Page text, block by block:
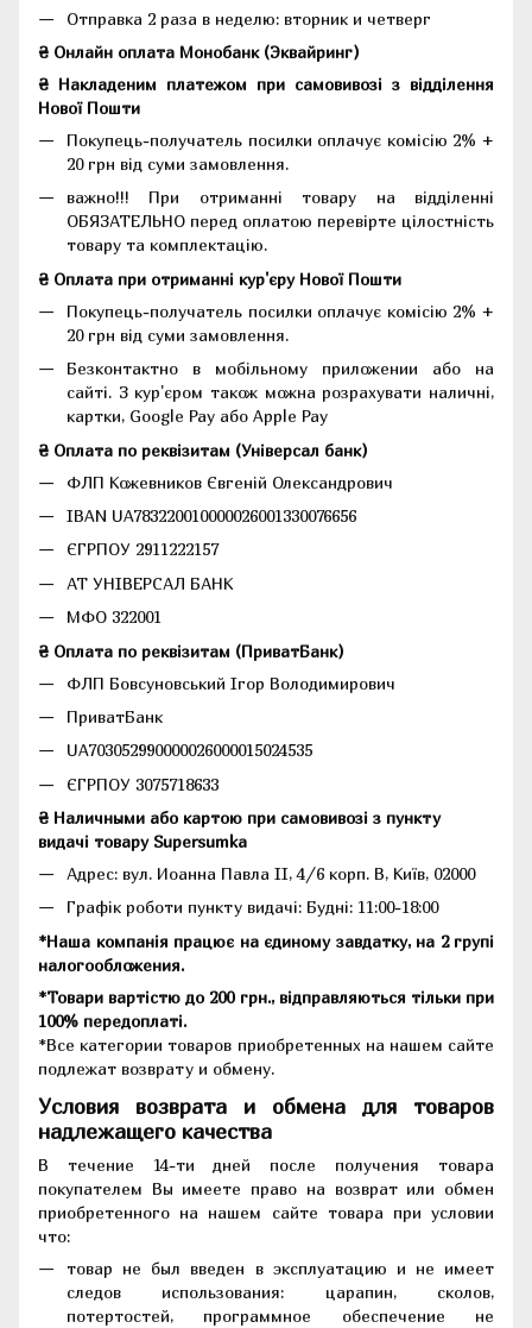
Отправка 2 раза в неделю: вторник и четверг
₴ Онлайн оплата Монобанк (Эквайринг)
₴ Накладеним платежом при самовивозі з відділення
Нової Пошти
Покупець-получатель посилки оплачує комісію 2% +
20 грн від суми замовлення.
важно!!! При отриманні товару на відділенні
ОБЯЗАТЕЛЬНО перед оплатою перевірте цілостність
товару та комплектацію.
₴ Оплата при отриманні кур'єру Нової Пошти
Покупець-получатель посилки оплачує комісію 2% +
20 грн від суми замовлення.
Безконтактно в мобільному приложении або на
сайті. З кур'єром також можна розрахувати наличні,
картки, Google Pay або Apple Pay
₴ Оплата по реквізитам (Універсал банк)
ФЛП Кожевников Євгеній Олександрович
IBAN UA783220010000026001330076656
ЄГРПОУ 2911222157
АТ УНІВЕРСАЛ БАНК
МФО 322001
₴ Оплата по реквізитам (ПриватБанк)
ФЛП Бовсуновський Ігор Володимирович
ПриватБанк
UA703052990000026000015024535
ЄГРПОУ 3075718633
₴ Наличными або картою при самовивозі з пункту
видачі товару Supersumka
Адрес: вул. Иоанна Павла II, 4/6 корп. В, Київ, 02000
Графік роботи пункту видачі: Будні: 11:00-18:00
*Наша компанія працює на єдиному завдатку, на 2 групі
налогообложения.
*Товари вартістю до 200 грн., відправляються тільки при
100% передоплаті.
*Все категории товаров приобретенных на нашем сайте
подлежат возврату и обмену.
Условия возврата и обмена для товаров
надлежащего качества
В течение 14-ти дней после получения товара
покупателем Вы имеете право на возврат или обмен
приобретенного на нашем сайте товара при условии
что:
товар не был введен в эксплуатацию и не имеет
следов использования: царапин, сколов,
потертостей, программное обеспечение не